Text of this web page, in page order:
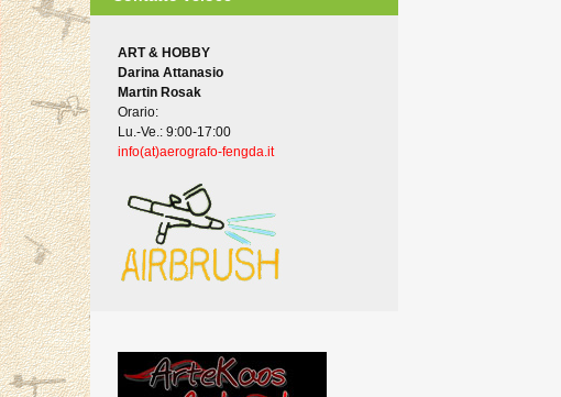
ART & HOBBY
Darina Attanasio
Martin Rosak
Orario:
Lu.-Ve.: 9:00-17:00
info(at)aerografo-fengda.it